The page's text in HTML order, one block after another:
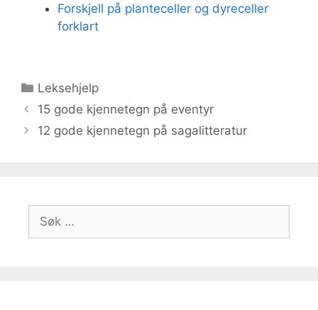
Forskjell på planteceller og dyreceller
forklart
Kategorier
Leksehjelp
15 gode kjennetegn på eventyr
12 gode kjennetegn på sagalitteratur
Søk
etter: